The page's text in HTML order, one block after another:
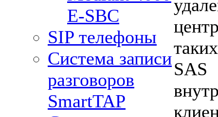
E-SBC
SIP телефоны
Система записи
разговоров
SmartTAP